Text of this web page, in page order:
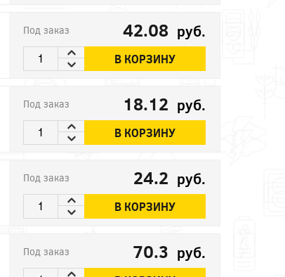
Под заказ 42.08 руб.
В КОРЗИНУ
Под заказ 18.12 руб.
В КОРЗИНУ
Под заказ 24.2 руб.
В КОРЗИНУ
Под заказ 70.3 руб.